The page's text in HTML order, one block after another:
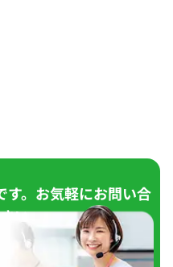
す。お気軽にお問い合
い。